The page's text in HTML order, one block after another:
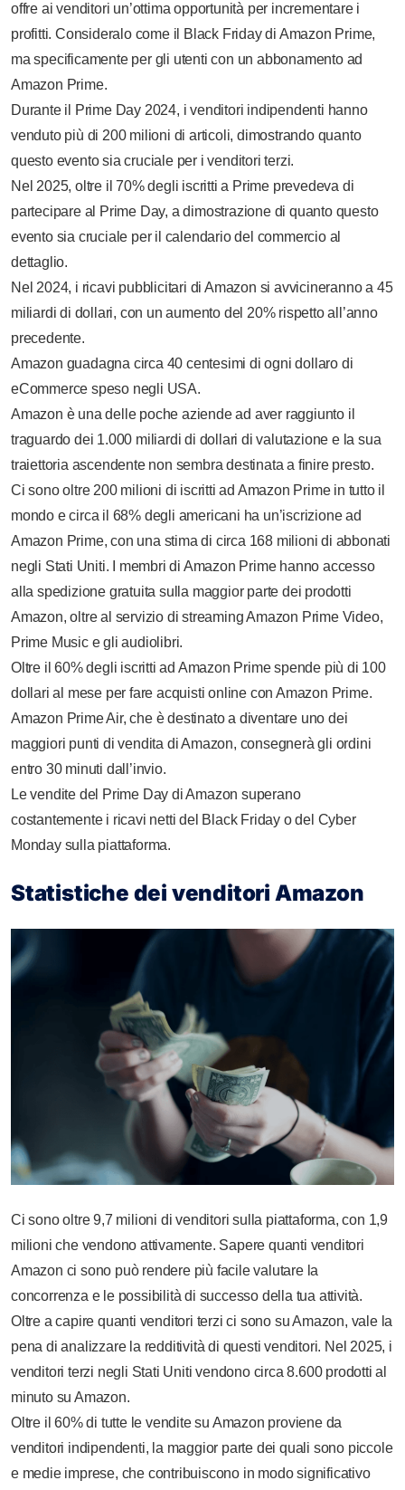
offre ai venditori un’ottima opportunità per incrementare i
profitti. Consideralo come il Black Friday di Amazon Prime,
ma specificamente per gli utenti con un abbonamento ad
Amazon Prime.
Durante il Prime Day 2024, i venditori indipendenti hanno
venduto più di 200 milioni di articoli, dimostrando quanto
questo evento sia cruciale per i venditori terzi.
Nel 2025, oltre il 70% degli iscritti a Prime prevedeva di
partecipare al Prime Day, a dimostrazione di quanto questo
evento sia cruciale per il calendario del commercio al
dettaglio.
Nel 2024, i ricavi pubblicitari di Amazon si avvicineranno a 45
miliardi di dollari, con un aumento del 20% rispetto all’anno
precedente.
Amazon guadagna circa 40 centesimi di ogni dollaro di
eCommerce speso negli USA.
Amazon è una delle poche aziende ad aver raggiunto il
traguardo dei 1.000 miliardi di dollari di valutazione e la sua
traiettoria ascendente non sembra destinata a finire presto.
Ci sono oltre 200 milioni di iscritti ad Amazon Prime in tutto il
mondo e circa il 68% degli americani ha un’iscrizione ad
Amazon Prime, con una stima di circa 168 milioni di abbonati
negli Stati Uniti. I membri di Amazon Prime hanno accesso
alla spedizione gratuita sulla maggior parte dei prodotti
Amazon, oltre al servizio di streaming Amazon Prime Video,
Prime Music e gli audiolibri.
Oltre il 60% degli iscritti ad Amazon Prime spende più di 100
dollari al mese per fare acquisti online con Amazon Prime.
Amazon Prime Air, che è destinato a diventare uno dei
maggiori punti di vendita di Amazon, consegnerà gli ordini
entro 30 minuti dall’invio.
Le vendite del Prime Day di Amazon superano
costantemente i ricavi netti del Black Friday o del Cyber
Monday sulla piattaforma.
Statistiche dei venditori Amazon
Ci sono oltre 9,7 milioni di venditori sulla piattaforma, con 1,9
milioni che vendono attivamente. Sapere quanti venditori
Amazon ci sono può rendere più facile valutare la
concorrenza e le possibilità di successo della tua attività.
Oltre a capire quanti venditori terzi ci sono su Amazon, vale la
pena di analizzare la redditività di questi venditori. Nel 2025, i
venditori terzi negli Stati Uniti vendono circa 8.600 prodotti al
minuto su Amazon.
Oltre il 60% di tutte le vendite su Amazon proviene da
venditori indipendenti, la maggior parte dei quali sono piccole
e medie imprese, che contribuiscono in modo significativo